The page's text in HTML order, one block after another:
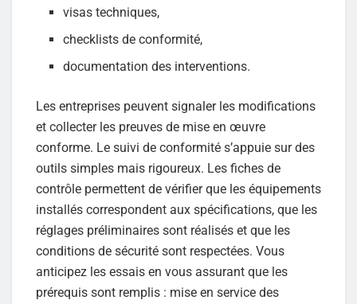
visas techniques,
checklists de conformité,
documentation des interventions.
Les entreprises peuvent signaler les modifications
et collecter les preuves de mise en œuvre
conforme. Le suivi de conformité s’appuie sur des
outils simples mais rigoureux. Les fiches de
contrôle permettent de vérifier que les équipements
installés correspondent aux spécifications, que les
réglages préliminaires sont réalisés et que les
conditions de sécurité sont respectées. Vous
anticipez les essais en vous assurant que les
prérequis sont remplis : mise en service des